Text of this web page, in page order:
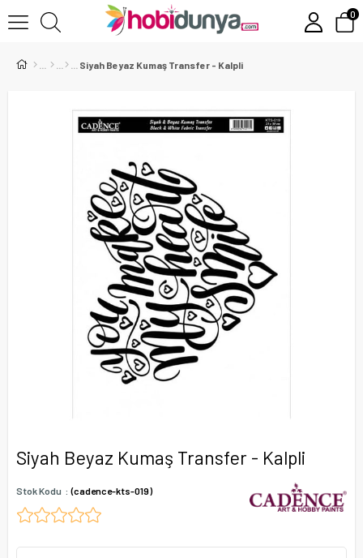
0
Siyah Beyaz Kumaş Transfer - Kalpli
Siyah Beyaz Kumaş Transfer - Kalpli
Stok Kodu (cadence-kts-019)